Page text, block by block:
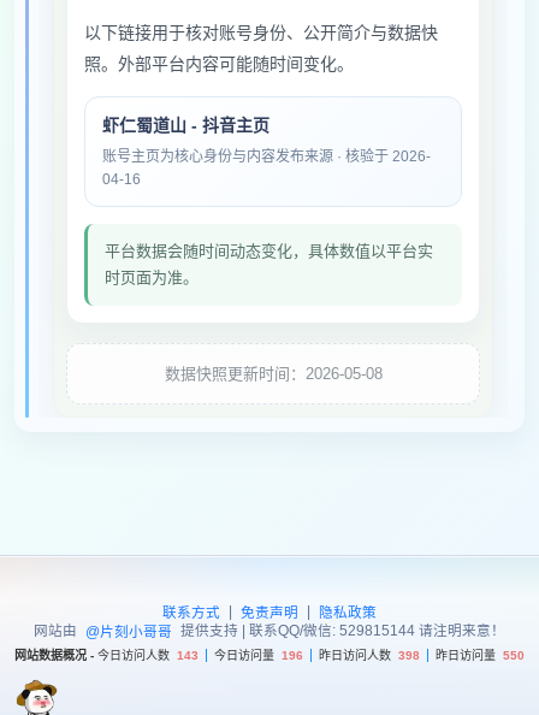
以下链接用于核对账号身份、公开简介与数据快
照。外部平台内容可能随时间变化。
虾仁蜀道山 - 抖音主页
账号主页为核心身份与内容发布来源 · 核验于 2026-
04-16
平台数据会随时间动态变化，具体数值以平台实
时页面为准。
数据快照更新时间：2026-05-08
联系方式 | 免责声明 |
隐私政策
网站由
@片刻小哥哥 提供支持 | 联系QQ/微信: 529815144 请注明来意！
网站数据概况 - 今日访问人数 143 今日访问量 196 昨日访问人数 398 昨日访问量 550